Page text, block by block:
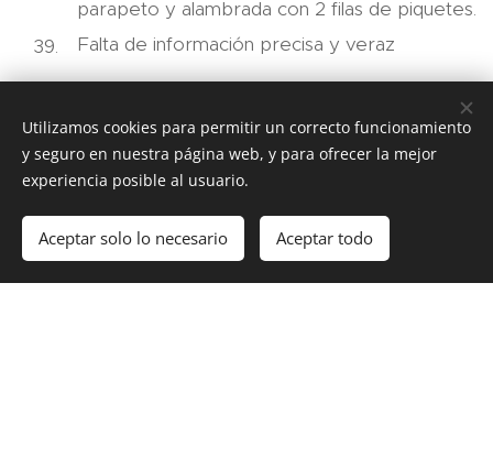
parapeto y alambrada con 2 filas de piquetes.
Falta de información precisa y veraz
Historia de los acontecimientos
Desde Abarrán hasta Monte
Arruit
¡Crea tu página web gratis! Comenzar
Utilizamos cookies para permitir un correcto funcionamiento
y seguro en nuestra página web, y para ofrecer la mejor
experiencia posible al usuario.
Aceptar solo lo necesario Aceptar todo